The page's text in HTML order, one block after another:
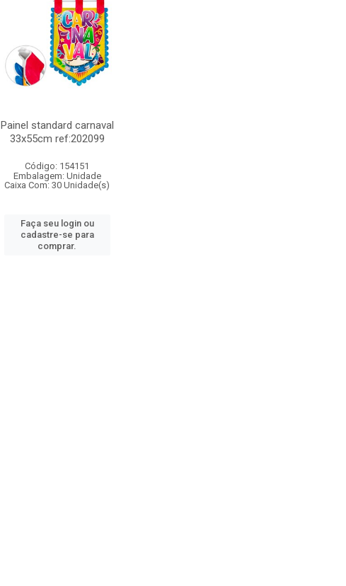
Painel standard carnaval
33x55cm ref:202099
Código: 154151
Embalagem: Unidade
Caixa Com: 30 Unidade(s)
Faça seu login ou
cadastre-se para
comprar.